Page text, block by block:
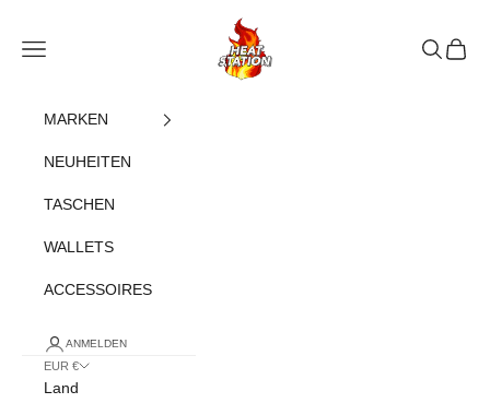
heatstation
Navigationsmenü öffnen
Suche
MARKEN
NEUHEITEN
TASCHEN
WALLETS
ACCESSOIRES
ANMELDEN
EUR €
Land